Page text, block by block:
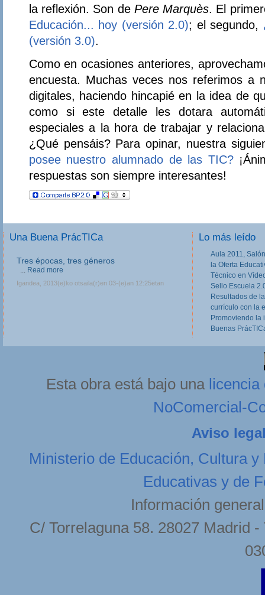
la reflexión. Son de Pere Marquès. El
Educación... hoy (versión 2.0); el segundo,
(versión 3.0).
Como en ocasiones anteriores,
encuesta. Muchas veces nos referimos a
digitales, haciendo hincapié en la idea de
como si este detalle les dotara
especiales a la hora de trabajar y
¿Qué pensáis? Para opinar, nuestra
posee nuestro alumnado de las TIC?
respuestas son siempre interesantes!
Una Buena PrácTICa
Tres épocas, tres géneros
... Read more
Igandea, 2013(e)ko otsaila(r)en 03-(e)an 12:25etan
Lo más leído
Aula 2011,
la Oferta
Técnico en
Sello Escuela
Resultados de
currículo con la
Promoviendo la
Buenas
Esta obra está bajo una licencia
NoComercial-
Aviso
Ministerio de Educación, Cultura y
Educativas y de
Información
C/ Torrelaguna 58. 28027 Madrid